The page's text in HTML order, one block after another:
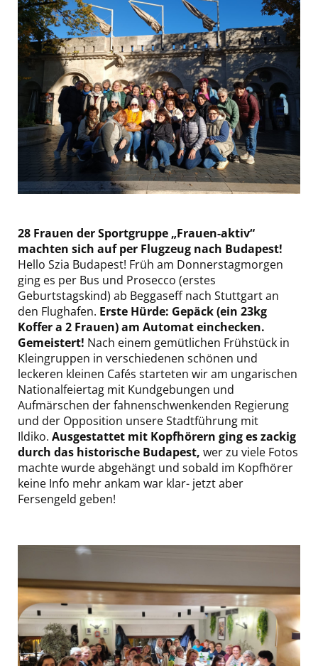
28 Frauen der Sportgruppe „Frauen-aktiv“
machten sich auf per Flugzeug nach Budapest!
Hello Szia Budapest! Früh am Donnerstagmorgen
ging es per Bus und Prosecco (erstes
Geburtstagskind) ab Beggaseff nach Stuttgart an
den Flughafen. Erste Hürde: Gepäck (ein 23kg
Koffer a 2 Frauen) am Automat einchecken.
Gemeistert! Nach einem gemütlichen Frühstück in
Kleingruppen in verschiedenen schönen und
leckeren kleinen Cafés starteten wir am ungarischen
Nationalfeiertag mit Kundgebungen und
Aufmärschen der fahnenschwenkenden Regierung
und der Opposition unsere Stadtführung mit
Ildiko. Ausgestattet mit Kopfhörern ging es zackig
durch das historische Budapest, wer zu viele Fotos
machte wurde abgehängt und sobald im Kopfhörer
keine Info mehr ankam war klar- jetzt aber
Fersengeld geben!